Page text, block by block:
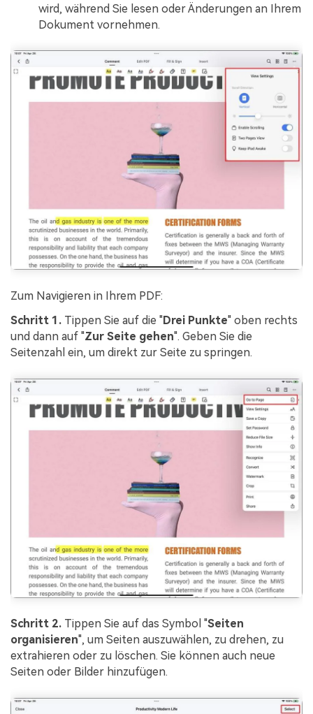
wird, während Sie lesen oder Änderungen an Ihrem
Dokument vornehmen.
Zum Navigieren in Ihrem PDF:
Schritt 1. Tippen Sie auf die "Drei Punkte" oben rechts
und dann auf "Zur Seite gehen". Geben Sie die
Seitenzahl ein, um direkt zur Seite zu springen.
Schritt 2. Tippen Sie auf das Symbol "Seiten
organisieren", um Seiten auszuwählen, zu drehen, zu
extrahieren oder zu löschen. Sie können auch neue
Seiten oder Bilder hinzufügen.